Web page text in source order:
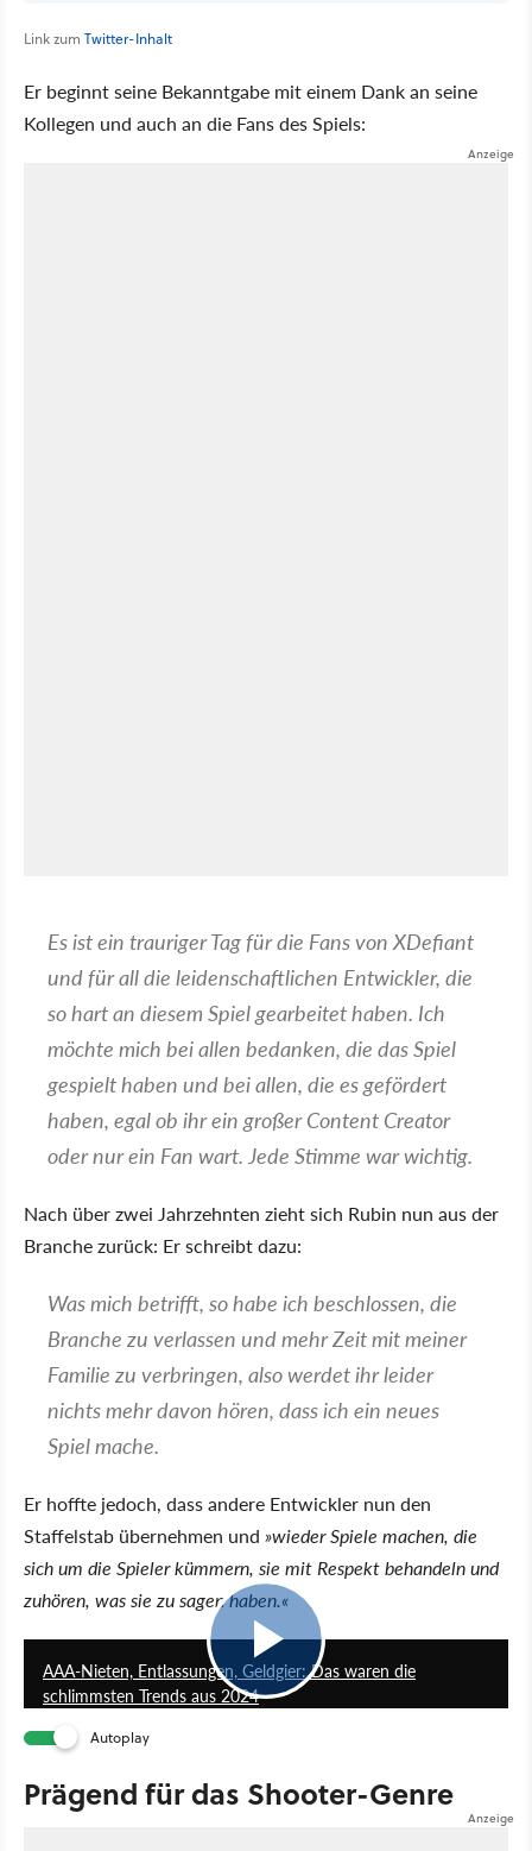
Link zum Twitter-Inhalt
Er beginnt seine Bekanntgabe mit einem Dank an seine
Kollegen und auch an die Fans des Spiels:
Es ist ein trauriger Tag für die Fans von XDefiant
und für all die leidenschaftlichen Entwickler, die
so hart an diesem Spiel gearbeitet haben. Ich
möchte mich bei allen bedanken, die das Spiel
gespielt haben und bei allen, die es gefördert
haben, egal ob ihr ein großer Content Creator
oder nur ein Fan wart. Jede Stimme war wichtig.
Nach über zwei Jahrzehnten zieht sich Rubin nun aus der
Branche zurück: Er schreibt dazu:
Was mich betrifft, so habe ich beschlossen, die
Branche zu verlassen und mehr Zeit mit meiner
Familie zu verbringen, also werdet ihr leider
nichts mehr davon hören, dass ich ein neues
Spiel mache.
Er hoffte jedoch, dass andere Entwickler nun den
Staffelstab übernehmen und »wieder Spiele machen, die
sich um die Spieler kümmern, sie mit Respekt behandeln und
zuhören, was sie zu sagen haben.«
AAA-Nieten, Entlassungen, Geldgier: Das waren die
schlimmsten Trends aus 2024
Autoplay
Prägend für das Shooter-Genre